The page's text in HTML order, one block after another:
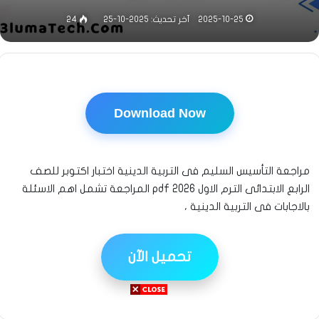
2025-10-25 آخر تحديث: 2025-10-25 24
Download Now
مراجعة التأسيس السليم فى التربية الدينية اختبار اكتوبر للصف
الرابع الابتدائى الترم الاول 2026 pdf المراجعة تشمل اهم الاسئلة
بالاجابات فى التربية الدينية ،
تحميل الآن